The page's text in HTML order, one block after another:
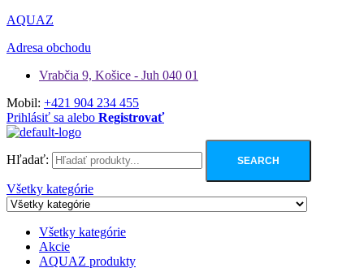
AQUAZ
Adresa obchodu
Vrabčia 9, Košice - Juh 040 01
Mobil: +421 904 234 455
Prihlásiť sa alebo Registrovať
Hľadať: SEARCH
Všetky kategórie
Všetky kategórie
Akcie
AQUAZ produkty